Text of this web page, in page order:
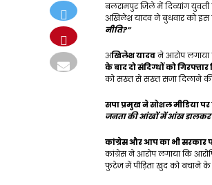
बलरामपुर जिले में दिव्यांग युवती
अखिलेश यादव ने बुधवार को इस
नीति?”
अखिलेश यादवने आरोप लगाया
के बाद दो संदिग्धों को
को सख्त से सख्त सजा दिलाने की
सपा प्रमुख ने सोशल मीडिया
जनता की आंखों में आंख
कांग्रेस और आप का भी सरकार
कांग्रेस ने आरोप लगाया कि
फुटेज में पीड़िता खुद को बचाने